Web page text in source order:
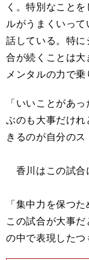
く。特別なこと
ルがうまくいっ
話している。特
合が続くことは大
メンタルの力で乗
「いいことがあ
ぶのも大事だけ
きるのが自分のス
香川はこの試合
「集中力を保つ
この試合が大事
の中で表現したつ